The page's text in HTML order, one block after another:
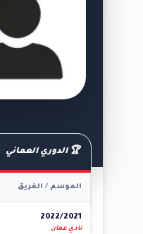
🏆 الدوري العماني
الموسم / الفريق
2022/2021
نادي عمان